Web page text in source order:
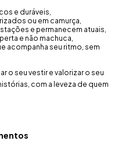
e duráveis,
ou em camurça,
e permanecem atuais,
e não machuca,
acompanha seu ritmo, sem
o seu vestir e valorizar o seu
com a leveza de quem